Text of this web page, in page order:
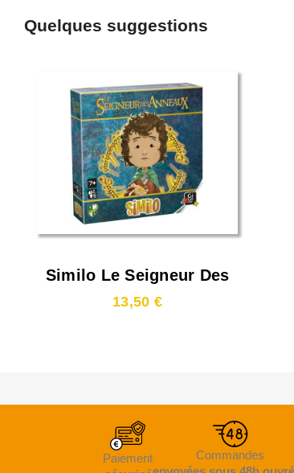
Quelques suggestions
Similo Le Seigneur Des
Anneaux
13,50 €
Paiement
Commandes